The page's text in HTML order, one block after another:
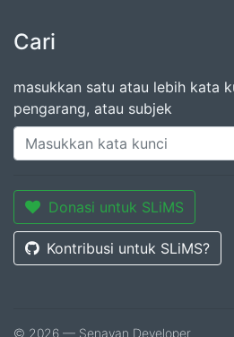
Cari
masukkan satu atau lebih kata
pengarang, atau subjek
Donasi untuk SLiMS
Kontribusi untuk SLiMS?
© 2026 — Senayan Developer